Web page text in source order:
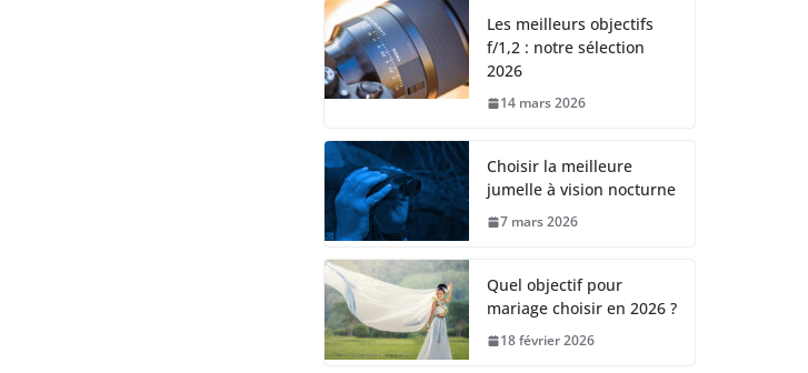
Les meilleurs objectifs
f/1,2 : notre sélection
2026
14 mars 2026
Choisir la meilleure
jumelle à vision nocturne
7 mars 2026
Quel objectif pour
mariage choisir en 2026 ?
18 février 2026